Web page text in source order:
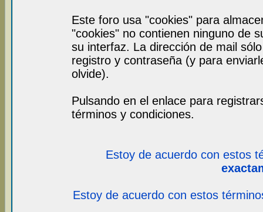
Este foro usa "cookies" para
"cookies" no contienen ninguno de
su interfaz. La dirección de mail
registro y contraseña (y para
olvide).
Pulsando en el enlace para
términos y condiciones.
Estoy de acuerdo con estos
Estoy de acuerdo con estos